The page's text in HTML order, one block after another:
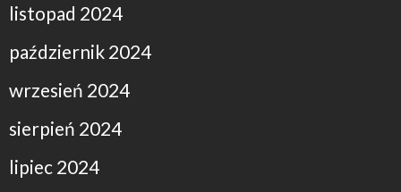
listopad 2024
październik 2024
wrzesień 2024
sierpień 2024
lipiec 2024